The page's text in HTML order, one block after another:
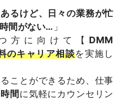
るけど、日々の業務が忙
間がない… 」
方に向けて【 DMM
のキャリア相談を実施し
ことができるため、仕事
間に気軽にカウンセリン